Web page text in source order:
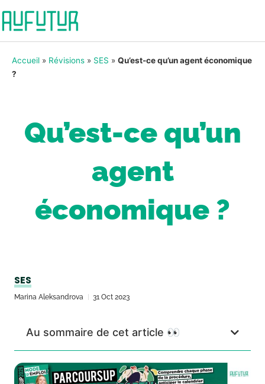
Accueil » Révisions » SES » Qu’est-ce qu’un agent économique
?
Qu’est-ce qu’un
agent
économique ?
SES
Marina Aleksandrova 31 Oct 2023
Au sommaire de cet article 👀